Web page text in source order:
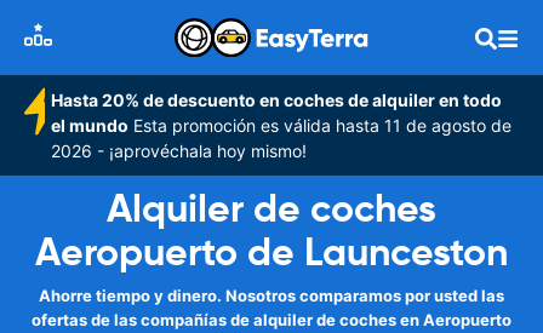
Hasta 20% de descuento en coches de alquiler en todo
el mundo Esta promoción es válida hasta 11 de agosto de
2026 - ¡aprovéchala hoy mismo!
Alquiler de coches
Aeropuerto de Launceston
Ahorre tiempo y dinero. Nosotros comparamos por usted las
ofertas de las compañías de alquiler de coches en Aeropuerto